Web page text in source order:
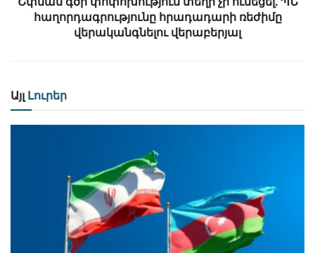
հաղորդագրությունը հրադադարի ռեժիմը
վերականգնելու վերաբերյալ
Այլ Լուրեր